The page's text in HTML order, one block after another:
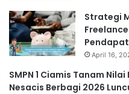
Strategi
April 16,
SMPN 1 Ciamis Tanam
Nesacis Berbagi 2026